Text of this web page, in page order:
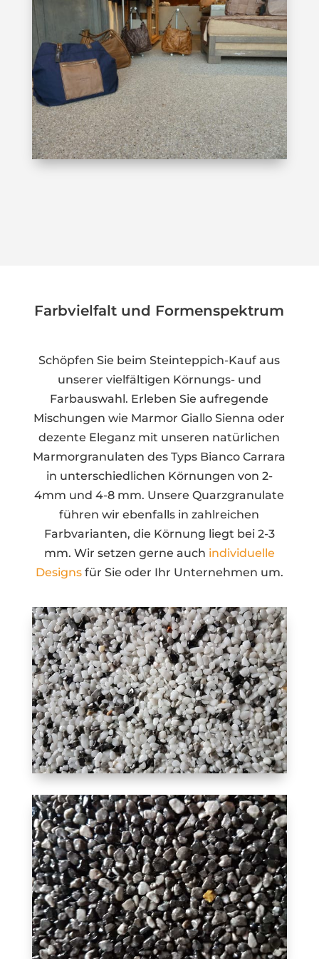
Farbvielfalt und Formenspektrum
Schöpfen Sie beim Steinteppich-Kauf aus
unserer vielfältigen Körnungs- und
Farbauswahl. Erleben Sie aufregende
Mischungen wie Marmor Giallo Sienna oder
dezente Eleganz mit unseren natürlichen
Marmorgranulaten des Typs Bianco Carrara
in unterschiedlichen Körnungen von 2-
4mm und 4-8 mm. Unsere Quarzgranulate
führen wir ebenfalls in zahlreichen
Farbvarianten, die Körnung liegt bei 2-3
mm. Wir setzen gerne auch individuelle
Designsfür Sie oder Ihr Unternehmen um.